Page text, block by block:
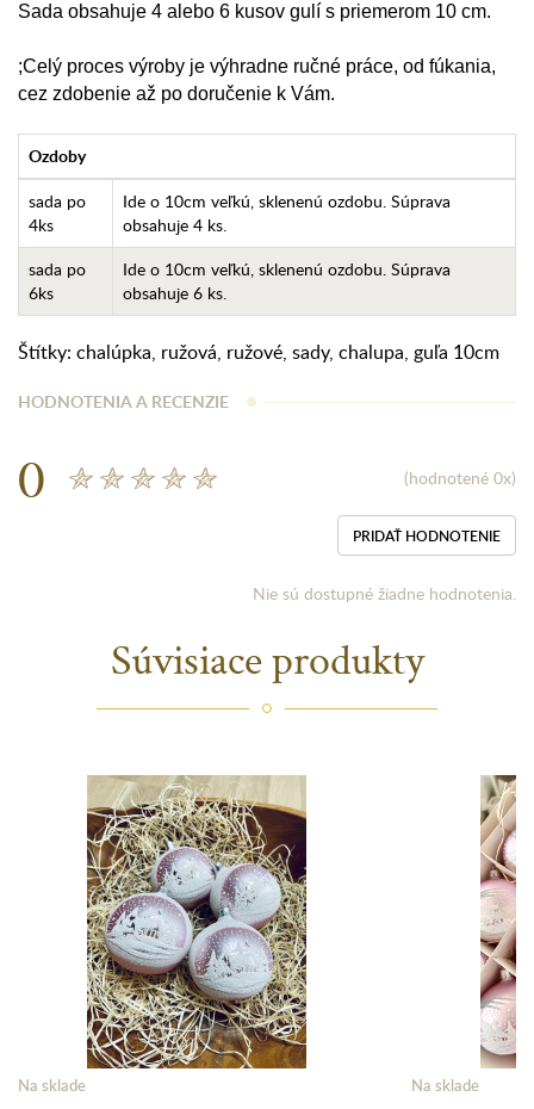
Sada obsahuje 4 alebo 6 kusov gulí s priemerom 10 cm.
;Celý proces výroby je výhradne ručné práce, od fúkania,
cez zdobenie až po doručenie k Vám.
Ozdoby
sada po
4ks
Ide o 10cm veľkú, sklenenú ozdobu. Súprava
obsahuje 4 ks.
sada po
6ks
Ide o 10cm veľkú, sklenenú ozdobu. Súprava
obsahuje 6 ks.
Štítky: chalúpka, ružová, ružové, sady, chalupa, guľa 10cm
HODNOTENIA A RECENZIE
0 (hodnotené 0x)
PRIDAŤ HODNOTENIE
Nie sú dostupné žiadne hodnotenia.
Súvisiace produkty
Na sklade Na sklade